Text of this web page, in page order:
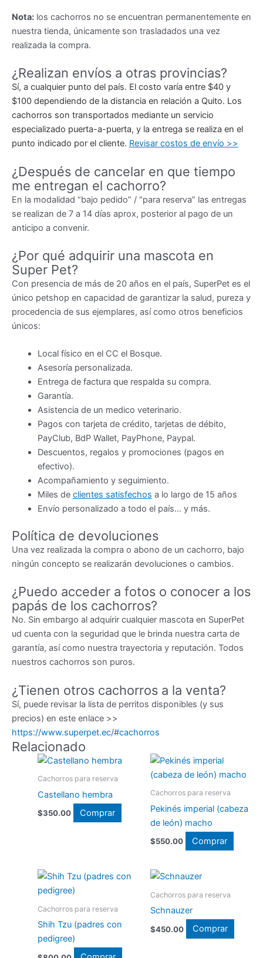
Nota: los cachorros no se encuentran permanentemente en
nuestra tienda, únicamente son trasladados una vez
realizada la compra.
¿Realizan envíos a otras provincias?
Sí, a cualquier punto del país. El costo varía entre $40 y
$100 dependiendo de la distancia en relación a Quito. Los
cachorros son transportados mediante un servicio
especializado puerta-a-puerta, y la entrega se realiza en el
punto indicado por el cliente. Revisar costos de envío >>
¿Después de cancelar en que tiempo
me entregan el cachorro?
En la modalidad “bajo pedido” / “para reserva” las entregas
se realizan de 7 a 14 días aprox, posterior al pago de un
anticipo a convenir.
¿Por qué adquirir una mascota en
Super Pet?
Con presencia de más de 20 años en el país, SuperPet es el
único petshop en capacidad de garantizar la salud, pureza y
procedencia de sus ejemplares, así como otros beneficios
únicos:
Local físico en el CC el Bosque.
Asesoría personalizada.
Entrega de factura que respalda su compra.
Garantía.
Asistencia de un medico veterinario.
Pagos con tarjeta de crédito, tarjetas de débito,
PayClub, BdP Wallet, PayPhone, Paypal.
Descuentos, regalos y promociones (pagos en
efectivo).
Acompañamiento y seguimiento.
Miles de clientes satisfechos a lo largo de 15 años
Envío personalizado a todo el país… y más.
Política de devoluciones
Una vez realizada la compra o abono de un cachorro, bajo
ningún concepto se realizarán devoluciones o cambios.
¿Puedo acceder a fotos o conocer a los
papás de los cachorros?
No. Sin embargo al adquirir cualquier mascota en SuperPet
ud cuenta con la seguridad que le brinda nuestra carta de
garantía, así como nuestra trayectoria y reputación. Todos
nuestros cachorros son puros.
¿Tienen otros cachorros a la venta?
Sí, puede revisar la lista de perritos disponibles (y sus
precios) en este enlace >>
https://www.superpet.ec/#cachorros
Relacionado
Cachorros para reserva
Castellano hembra
$350.00 Comprar
Cachorros para reserva
Pekinés imperial (cabeza
de león) macho
$550.00 Comprar
Cachorros para reserva
Shih Tzu (padres con
pedigree)
Cachorros para reserva
Schnauzer
$450.00 Comprar